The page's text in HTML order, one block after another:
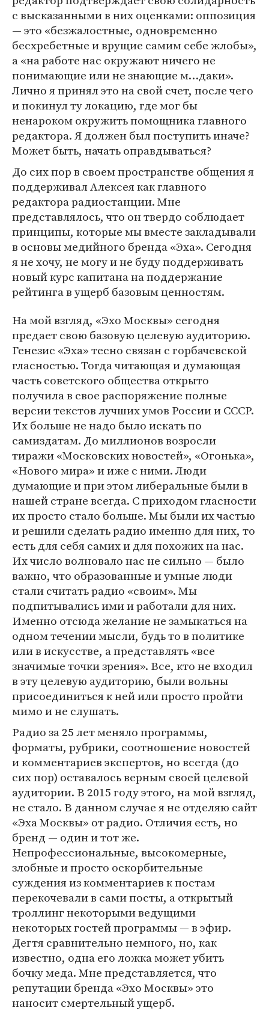
с высказанными в них оценками: оппозиция
— это «безжалостные, одновременно
бесхребетные и врущие самим себе жлобы»,
а «на работе нас окружают ничего не
понимающие или не знающие м…даки».
Лично я принял это на свой счет, после чего
и покинул ту локацию, где мог бы
ненароком окружить помощника главного
редактора. Я должен был поступить иначе?
Может быть, начать оправдываться?
До сих пор в своем пространстве общения я
поддерживал Алексея как главного
редактора радиостанции. Мне
представлялось, что он твердо соблюдает
принципы, которые мы вместе закладывали
в основы медийного бренда «Эха». Сегодня
я не хочу, не могу и не буду поддерживать
новый курс капитана на поддержание
рейтинга в ущерб базовым ценностям.
На мой взгляд, «Эхо Москвы» сегодня
предает свою базовую целевую аудиторию.
Генезис «Эха» тесно связан с горбачевской
гласностью. Тогда читающая и думающая
часть советского общества открыто
получила в свое распоряжение полные
версии текстов лучших умов России и СССР.
Их больше не надо было искать по
самиздатам. До миллионов возросли
тиражи «Московских новостей», «Огонька»,
«Нового мира» и иже с ними. Люди
думающие и при этом либеральные были в
нашей стране всегда. С приходом гласности
их просто стало больше. Мы были их частью
и решили сделать радио именно для них, то
есть для себя самих и для похожих на нас.
Их число волновало нас не сильно — было
важно, что образованные и умные люди
стали считать радио «своим». Мы
подпитывались ими и работали для них.
Именно отсюда желание не замыкаться на
одном течении мысли, будь то в политике
или в искусстве, а представлять «все
значимые точки зрения». Все, кто не входил
в эту целевую аудиторию, были вольны
присоединиться к ней или просто пройти
мимо и не слушать.
Радио за 25 лет меняло программы,
форматы, рубрики, соотношение новостей
и комментариев экспертов, но всегда (до
сих пор) оставалось верным своей целевой
аудитории. В 2015 году этого, на мой взгляд,
не стало. В данном случае я не отделяю сайт
«Эха Москвы» от радио. Отличия есть, но
бренд — один и тот же.
Непрофессиональные, высокомерные,
злобные и просто оскорбительные
суждения из комментариев к постам
перекочевали в сами посты, а открытый
троллинг некоторыми ведущими
некоторых гостей программы — в эфир.
Дегтя сравнительно немного, но, как
известно, одна его ложка может убить
бочку меда. Мне представляется, что
репутации бренда «Эхо Москвы» это
наносит смертельный ущерб.